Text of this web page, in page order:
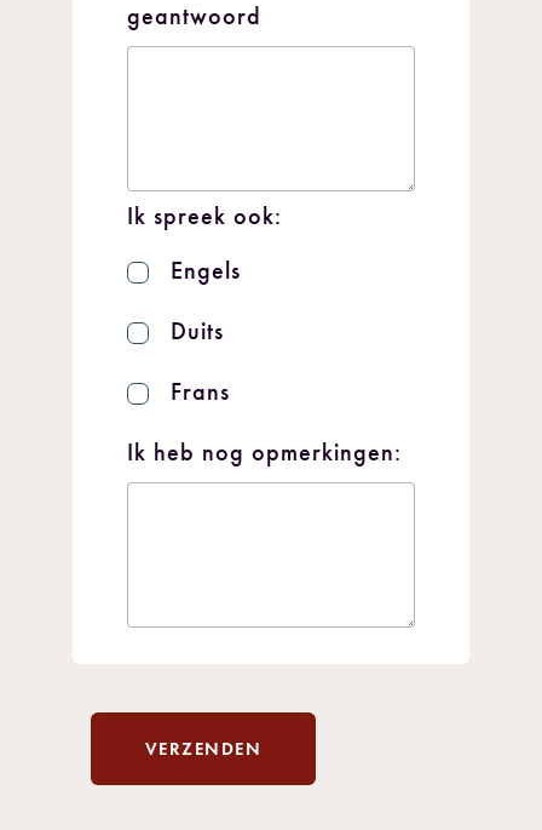
geantwoord
Ik spreek ook:
Engels
Duits
Frans
Ik heb nog opmerkingen:
VERZENDEN